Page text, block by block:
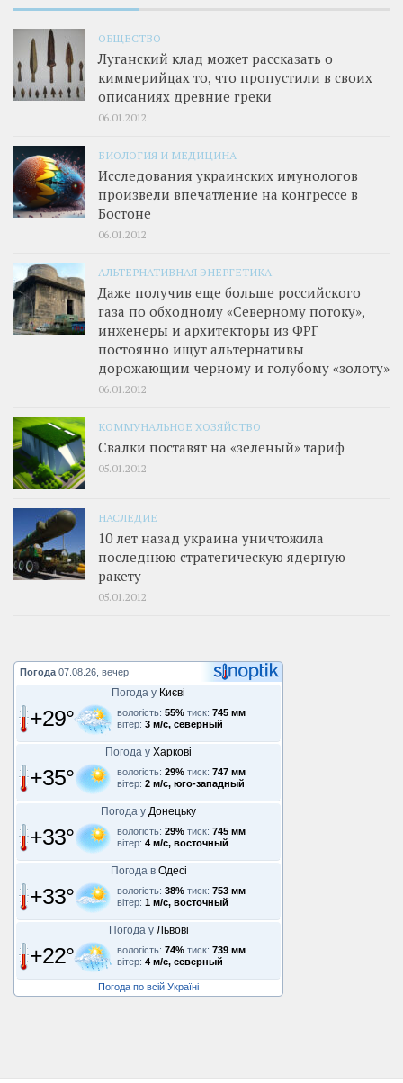
ОБЩЕСТВО
Луганский клад может рассказать о
киммерийцах то, что пропустили в своих
описаниях древние греки
06.01.2012
БИОЛОГИЯ И МЕДИЦИНА
Исследования украинских имунологов
произвели впечатление на конгрессе в
Бостоне
06.01.2012
АЛЬТЕРНАТИВНАЯ ЭНЕРГЕТИКА
Даже получив еще больше российского
газа по обходному «Северному потоку»,
инженеры и архитекторы из ФРГ
постоянно ищут альтернативы
дорожающим черному и голубому «золоту»
06.01.2012
КОММУНАЛЬНОЕ ХОЗЯЙСТВО
Свалки поставят на «зеленый» тариф
05.01.2012
НАСЛЕДИЕ
10 лет назад украина уничтожила
последнюю стратегическую ядерную
ракету
05.01.2012
Погода 07.08.26, вечер
Погода у Києві
+29° вологість: 55% тиск: 745 мм
вітер: 3 м/с, северный
Погода у Харкові
+35° вологість: 29% тиск: 747 мм
вітер: 2 м/с, юго-западный
Погода у Донецьку
+33° вологість: 29% тиск: 745 мм
вітер: 4 м/с, восточный
Погода в Одесі
+33° вологість: 38% тиск: 753 мм
вітер: 1 м/с, восточный
Погода у Львові
+22° вологість: 74% тиск: 739 мм
вітер: 4 м/с, северный
Погода по всій Україні